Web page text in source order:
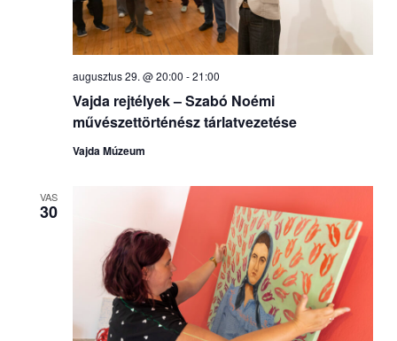
Vajda rejtélyek – Szabó Noémi
művészettörténész tárlatvezetése
augusztus 29. @ 20:00 -21:00
Vajda Múzeum
VAS
30